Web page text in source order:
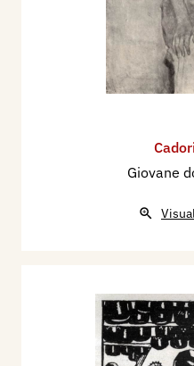
dipinti: La Contessa
Brugnoli, Ritratto in
Nel 1936 partecipa alla
Internazionale d'Arte
Partecipa nel
Seconda Mostra del
Nel 1942 partecipa
Nel 1948 partecipa
Internazionale d'Arte
Giovane